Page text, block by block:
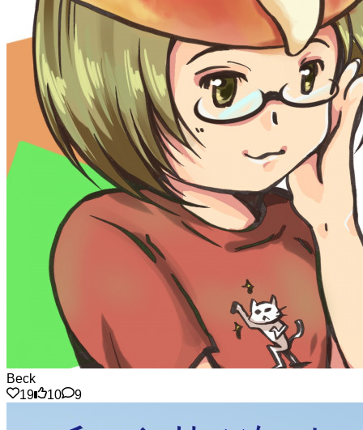
Beck
19
10 9